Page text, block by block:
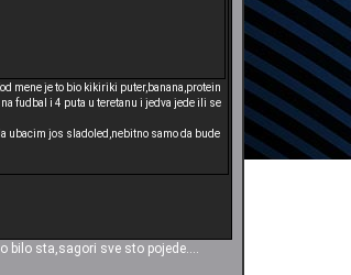
mene je to bio kikiriki puter,banana,protein
fudbal i 4 puta u teretanu i jedva jede ili se
ubacim jos sladoled,nebitno samo da bude
bilo sta,sagori sve sto pojede....